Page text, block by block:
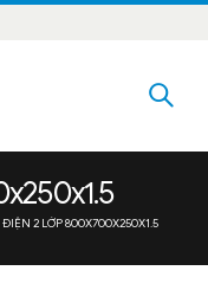
ĐIỆN 2 LỚP 800X700X250X1.5